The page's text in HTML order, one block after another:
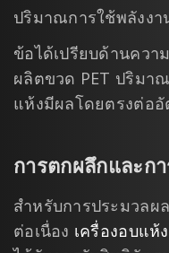
ปริมาณการใช้พลังงา
ข้อได้เปรียบด้านควา
ผลิตขวด PET ปริมา
แห้งมีผลโดยตรงต่ออั
การตกผลึกและก
สำหรับการประมวล
ต่อเนื่อง เครื่องอบแ